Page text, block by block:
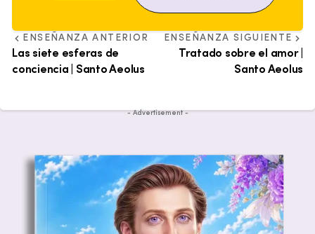
ENSEÑANZA ANTERIOR
Las siete esferas de
conciencia | Santo Aeolus
ENSEÑANZA SIGUIENTE
Tratado sobre el amor |
Santo Aeolus
- Advertisement -